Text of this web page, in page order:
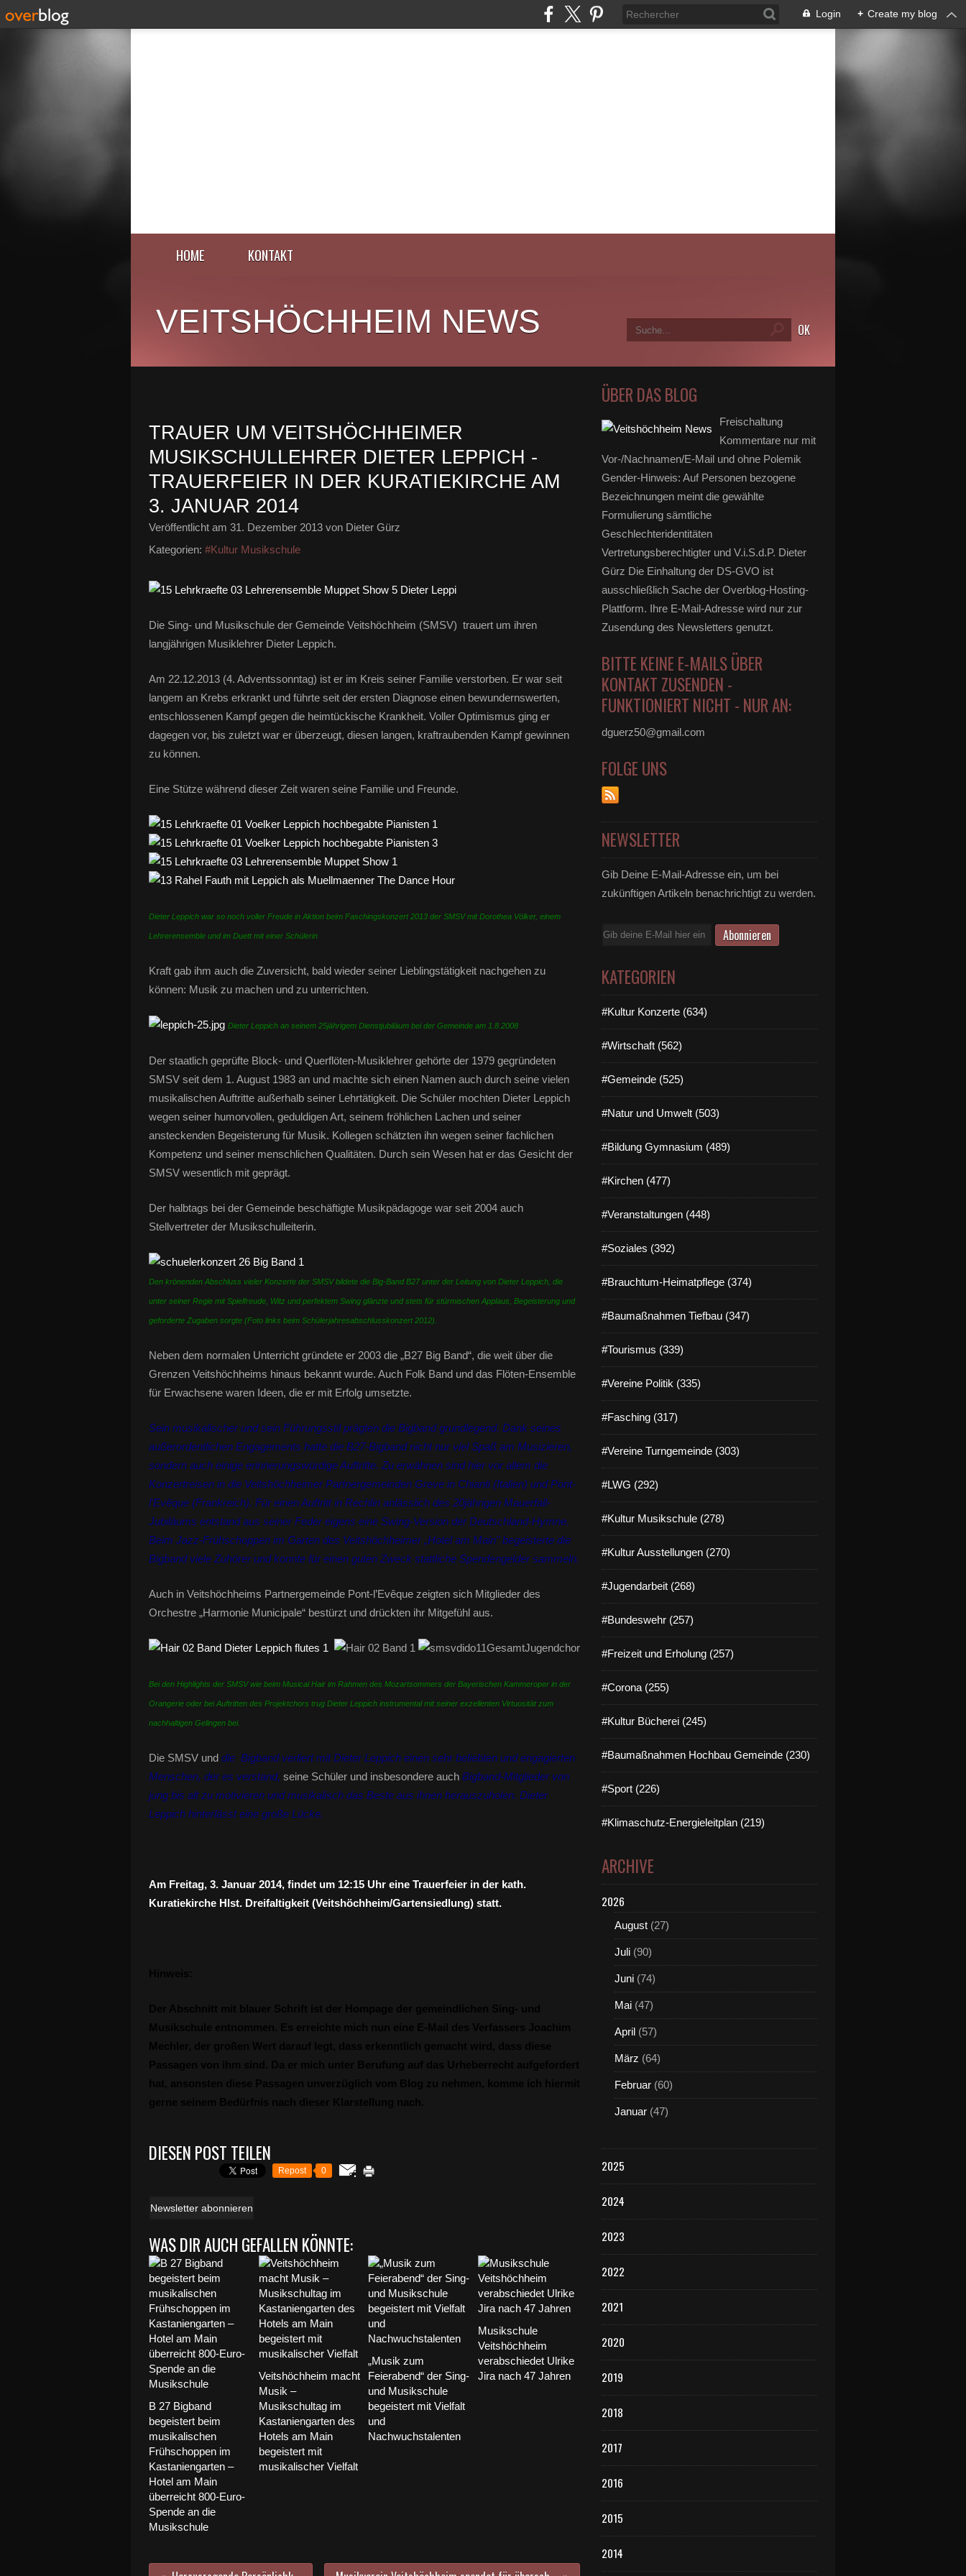
Login + Create my blog
HOME KONTAKT
VEITSHÖCHHEIM NEWS
TRAUER UM VEITSHÖCHHEIMER
MUSIKSCHULLEHRER DIETER LEPPICH -
TRAUERFEIER IN DER KURATIEKIRCHE AM
3. JANUAR 2014
Veröffentlicht am 31. Dezember 2013 von Dieter Gürz
Kategorien: #Kultur Musikschule
Die Sing- und Musikschule der Gemeinde Veitshöchheim (SMSV) trauert um ihren
langjährigen Musiklehrer Dieter Leppich.
Am 22.12.2013 (4. Adventssonntag) ist er im Kreis seiner Familie verstorben. Er war seit
langem an Krebs erkrankt und führte seit der ersten Diagnose einen bewundernswerten,
entschlossenen Kampf gegen die heimtückische Krankheit. Voller Optimismus ging er
dagegen vor, bis zuletzt war er überzeugt, diesen langen, kraftraubenden Kampf gewinnen
zu können.
Eine Stütze während dieser Zeit waren seine Familie und Freunde.
Dieter Leppich war so noch voller Freude in Aktion beim Faschingskonzert 2013 der SMSV mit Dorothea Völker, einem
Lehrerensemble und im Duett mit einer Schülerin
Kraft gab ihm auch die Zuversicht, bald wieder seiner Lieblingstätigkeit nachgehen zu
können: Musik zu machen und zu unterrichten.
Dieter Leppich an seinem 25jährigem Dienstjubiläum bei der Gemeinde am 1.8.2008
Der staatlich geprüfte Block- und Querflöten-Musiklehrer gehörte der 1979 gegründeten
SMSV seit dem 1. August 1983 an und machte sich einen Namen auch durch seine vielen
musikalischen Auftritte außerhalb seiner Lehrtätigkeit. Die Schüler mochten Dieter Leppich
wegen seiner humorvollen, geduldigen Art, seinem fröhlichen Lachen und seiner
ansteckenden Begeisterung für Musik. Kollegen schätzten ihn wegen seiner fachlichen
Kompetenz und seiner menschlichen Qualitäten. Durch sein Wesen hat er das Gesicht der
SMSV wesentlich mit geprägt.
Der halbtags bei der Gemeinde beschäftigte Musikpädagoge war seit 2004 auch
Stellvertreter der Musikschulleiterin.
Den krönenden Abschluss vieler Konzerte der SMSV bildete die Big-Band B27 unter der Leitung von Dieter Leppich, die
unter seiner Regie mit Spielfreude, Witz und perfektem Swing glänzte und stets für stürmischen Applaus, Begeisterung und
geforderte Zugaben sorgte (Foto links beim Schülerjahresabschlusskonzert 2012).
Neben dem normalen Unterricht gründete er 2003 die „B27 Big Band“, die weit über die
Grenzen Veitshöchheims hinaus bekannt wurde. Auch Folk Band und das Flöten-Ensemble
für Erwachsene waren Ideen, die er mit Erfolg umsetzte.
Sein musikalischer und sein Führungsstil prägten die Bigband grundlegend. Dank seines
außerordentlichen Engagements hatte die B27-Bigband nicht nur viel Spaß am Musizieren,
sondern auch einige erinnerungswürdige Auftritte. Zu erwähnen sind hier vor allem die
Konzertreisen in die Veitshöchheimer Partnergemeinden Greve in Chianti (Italien) und Pont-
l'Evêque (Frankreich). Für einen Auftritt in Rechlin anlässlich des 20jährigen Mauerfall-
Jubiläums entstand aus seiner Feder eigens eine Swing-Version der Deutschland-Hymne.
Beim Jazz-Frühschoppen im Garten des Veitshöchheimer „Hotel am Main" begeisterte die
Bigband viele Zuhörer und konnte für einen guten Zweck stattliche Spendengelder sammeln.
Auch in Veitshöchheims Partnergemeinde Pont-l’Evêque zeigten sich Mitglieder des
Orchestre „Harmonie Municipale“ bestürzt und drückten ihr Mitgefühl aus.
Bei den Highlights der SMSV wie beim Musical Hair im Rahmen des Mozartsommers der Bayerischen Kammeroper in der
Orangerie oder bei Auftritten des Projektchors trug Dieter Leppich instrumental mit seiner exzellenten Virtuosität zum
nachhaltigen Gelingen bei.
Die SMSV und die Bigband verliert mit Dieter Leppich einen sehr beliebten und engagierten
Menschen, der es verstand, seine Schüler und insbesondere auch Bigband-Mitglieder von
jung bis alt zu motivieren und musikalisch das Beste aus ihnen herauszuholen. Dieter
Leppich hinterlässt eine große Lücke.
Am Freitag, 3. Januar 2014, findet um 12:15 Uhr eine Trauerfeier in der kath.
Kuratiekirche Hlst. Dreifaltigkeit (Veitshöchheim/Gartensiedlung) statt.
DIESEN POST TEILEN
Repost 0
Newsletter abonnieren
WAS DIR AUCH GEFALLEN KÖNNTE:
B 27 Bigband
begeistert beim
musikalischen
Frühschoppen im
Kastaniengarten –
Hotel am Main
überreicht 800-Euro-
Spende an die
Musikschule
Veitshöchheim macht
Musik –
Musikschultag im
Kastaniengarten des
Hotels am Main
begeistert mit
musikalischer Vielfalt
„Musik zum
Feierabend“ der Sing-
und Musikschule
begeistert mit Vielfalt
und
Nachwuchstalenten
Musikschule
Veitshöchheim
verabschiedet Ulrike
Jira nach 47 Jahren
ÜBER DAS BLOG
Freischaltung
Kommentare nur mit
Vor-/Nachnamen/E-Mail und ohne Polemik
Gender-Hinweis: Auf Personen bezogene
Bezeichnungen meint die gewählte
Formulierung sämtliche
Geschlechteridentitäten
Vertretungsberechtigter und V.i.S.d.P. Dieter
Gürz Die Einhaltung der DS-GVO ist
ausschließlich Sache der Overblog-Hosting-
Plattform. Ihre E-Mail-Adresse wird nur zur
Zusendung des Newsletters genutzt.
BITTE KEINE E-MAILS ÜBER
KONTAKT ZUSENDEN -
FUNKTIONIERT NICHT - NUR AN:
dguerz50@gmail.com
FOLGE UNS
NEWSLETTER
Gib Deine E-Mail-Adresse ein, um bei
zukünftigen Artikeln benachrichtigt zu werden.
E-
KATEGORIEN
#Kultur Konzerte (634)
#Wirtschaft (562)
#Gemeinde (525)
#Natur und Umwelt (503)
#Bildung Gymnasium (489)
#Kirchen (477)
#Veranstaltungen (448)
#Soziales (392)
#Brauchtum-Heimatpflege (374)
#Baumaßnahmen Tiefbau (347)
#Tourismus (339)
#Vereine Politik (335)
#Fasching (317)
#Vereine Turngemeinde (303)
#LWG (292)
#Kultur Musikschule (278)
#Kultur Ausstellungen (270)
#Jugendarbeit (268)
#Bundeswehr (257)
#Freizeit und Erholung (257)
#Corona (255)
#Kultur Bücherei (245)
#Baumaßnahmen Hochbau Gemeinde (230)
#Sport (226)
#Klimaschutz-Energieleitplan (219)
ARCHIVE
2026
August (27)
Juli (90)
Juni (74)
Mai (47)
April (57)
März (64)
Februar (60)
Januar (47)
2025
2024
2023
2022
2021
2020
2019
2018
2017
2016
2015
2014